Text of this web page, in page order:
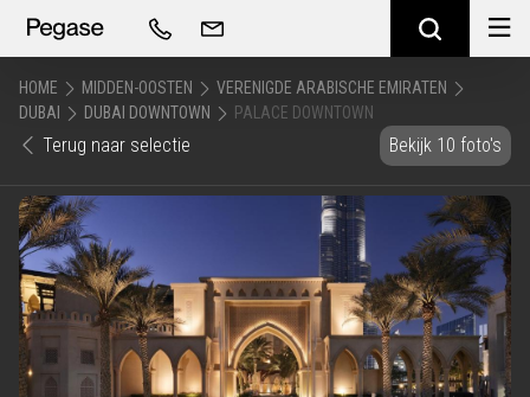
HOME MIDDEN-OOSTEN
VERENIGDE ARABISCHE EMIRATEN
DUBAI
DUBAI DOWNTOWN PALACE DOWNTOWN
Terug naar selectie Bekijk 10 foto's